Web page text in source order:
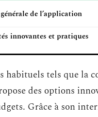
de l’application
innovantes et pratiques
habituels tels que la
des options
Grâce à son